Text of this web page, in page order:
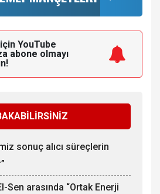
YouTube
abone olmayı
sonuç alıcı süreçlerin
Sen arasında “Ortak Enerji